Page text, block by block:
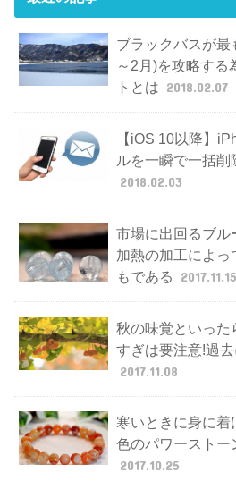
ブラックバスが最
～2月)を攻略する
トとは 2018.02.07
【iOS 10以降】
ルを一瞬で一括
2018.02.03
市場に出回るブル
加熱の加工によっ
もである
2017.11.15
秋の味覚といった
すぎは要注意!過
2017.11.08
寒いときに身に着
色のパワーストー
2017.10.25